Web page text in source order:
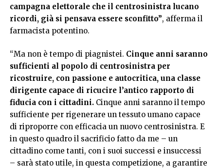
campagna elettorale che il centrosinistra lucano
ricordi, già si pensava essere sconfitto”, afferma il
farmacista potentino.
“Ma non è tempo di piagnistei. Cinque anni saranno
sufficienti al popolo di centrosinistra per
ricostruire, con passione e autocritica, una classe
dirigente capace di ricucire l’antico rapporto di
fiducia con i cittadini. Cinque anni saranno il tempo
sufficiente per rigenerare un tessuto umano capace
di riproporre con efficacia un nuovo centrosinistra. E
in questo quadro il sacrificio fatto da me – un
cittadino come tanti, con i suoi successi e insuccessi
– sarà stato utile, in questa competizione, a garantire